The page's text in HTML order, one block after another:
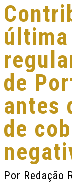
última
de
antes
de
Por Redação